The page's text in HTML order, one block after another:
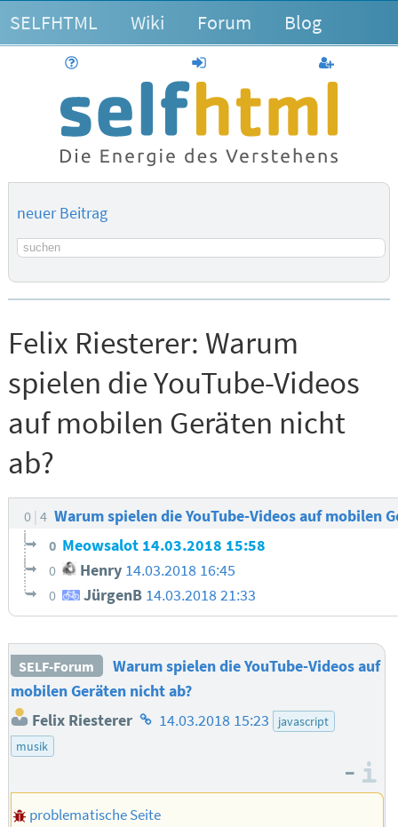
SELFHTML Wiki Forum Blog
anmelden
neuer Beitrag
Suchbegriff
Felix Riesterer: Warum
spielen die YouTube-Videos
auf mobilen Geräten nicht
ab?
0 4 Warum spielen die YouTube-Videos auf mobilen
0 Meowsalot 14.03.2018 15:58
0 Henry 14.03.2018 16:45
0 JürgenB 14.03.2018 21:33
SELF-Forum
Warum spielen die YouTube-Videos auf
mobilen Geräten nicht ab?
Felix Riesterer Homepage
14.03.2018 15:23
javascript
musik
–
problematische Seite